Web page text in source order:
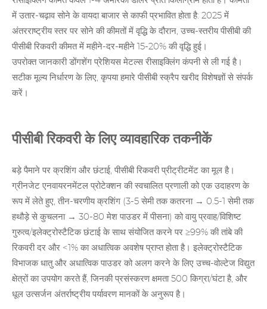
में उतार-चढ़ाव सोने के वायदा बाजार से काफी प्रभावित होता है: 2025 में
अंतरराष्ट्रीय स्तर पर सोने की कीमतों में वृद्धि के दौरान, उच्च-स्तरीय पीसीबी की
पीसीबी रिकवरी कीमत में महीने-दर-महीने 15-20% की वृद्धि हुई।
उपरोक्त जानकारी डोंगशेंग प्रेशियस मेटल्स रीसाइक्लिंग कंपनी से ली गई है।
सटीक मूल्य निर्धारण के लिए, कृपया हमारे पीसीबी स्क्रैपखरीद विशेषज्ञों से संपर्क
करें।
पीसीबी रिकवरी के लिए व्यावहारिक तकनीकें
बड़े पैमाने पर क्रशिंग और छंटाई, पीसीबी रिकवरी प्रीट्रीटमेंट का मूल है।
ग्रीनजेट एनवायरनमेंटल प्रोटेक्शन की स्वचालित प्रणाली को एक उदाहरण के
रूप में लेते हुए, तीन-चरणीय क्रशिंग (3-5 सेमी तक कतरना → 0.5-1 सेमी तक
हथौड़े से कुचलना → 30-80 मेश पाउडर में पीसना) को वायु प्रवाह/विशिष्ट
गुरुत्व/इलेक्ट्रोस्टैटिक छंटाई के साथ संयोजित करने पर ≥99% की तांबे की
रिकवरी दर और <1% का अधात्विक अवशेष प्राप्त होता है। इलेक्ट्रोस्टैटिक
विभाजक धातु और अधात्विक पाउडर को अलग करने के लिए उच्च-वोल्टेज विद्युत
क्षेत्रों का उपयोग करते हैं, जिनकी प्रसंस्करण क्षमता 500 किग्रा/घंटा है, और
धूल उत्सर्जन अंतर्राष्ट्रीय पर्यावरण मानकों के अनुरूप है।